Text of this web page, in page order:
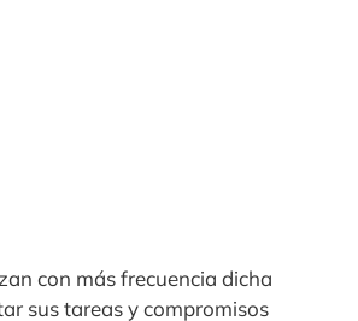
con más frecuencia dicha
sus tareas y compromisos